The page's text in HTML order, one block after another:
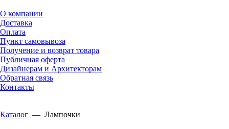
О компании
Доставка
Оплата
Пункт самовывоза
Получение и возврат товара
Публичная оферта
Дизайнерам и Архитекторам
Обратная связь
Контакты
Каталог — Лампочки